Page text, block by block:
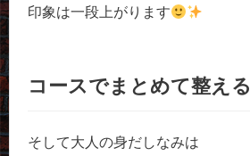
印象は一段上がります
コースでまとめて整える
そして大人の身だしなみは